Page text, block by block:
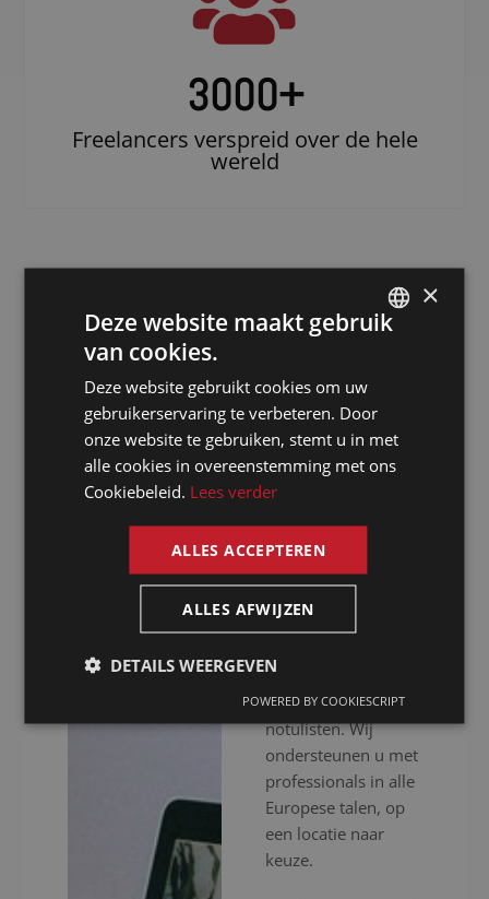
3000+
Freelancers verspreid over de hele
wereld
Doe beroep op
een erkende
notulist in
Riyadh
Presence is al meer
notulist in Riyadh
van professionele
vertalers en
notulisten. Wij
ondersteunen u met
professionals in alle
Europese talen, op
een locatie naar
keuze.
FRENCH
×
Deze website maakt gebruik
van cookies.
Deze website gebruikt cookies om uw
gebruikerservaring te verbeteren. Door
onze website te gebruiken, stemt u in met
alle cookies in overeenstemming met ons
Cookiebeleid. Lees verder
ALLES ACCEPTEREN
ALLES AFWIJZEN
DETAILS WEERGEVEN
POWERED BY COOKIESCRIPT